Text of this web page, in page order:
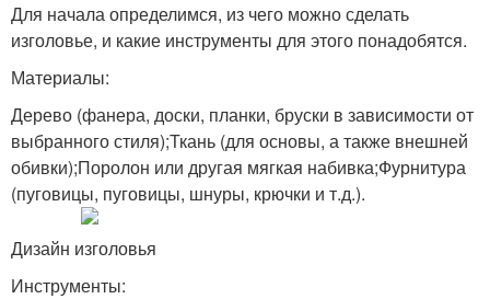
Для начала определимся, из чего можно сделать
изголовье, и какие инструменты для этого понадобятся.
Материалы:
Дерево (фанера, доски, планки, бруски в зависимости от
выбранного стиля);Ткань (для основы, а также внешней
обивки);Поролон или другая мягкая набивка;Фурнитура
(пуговицы, пуговицы, шнуры, крючки и т.д.).
Дизайн изголовья
Инструменты: